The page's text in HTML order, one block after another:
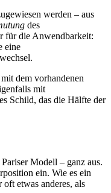
werden – aus
des
für die Anwendbarkeit:
eine
dem vorhandenen
mit
Schild, das die Hälfte der
Modell – ganz aus.
ein. Wie es ein
etwas anderes, als